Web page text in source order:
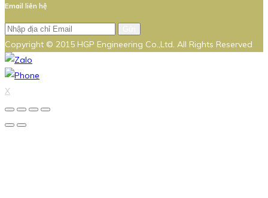
Email liên hệ
Copyright © 2015 HGP Engineering Co.,Ltd. All Rights Reserved
X